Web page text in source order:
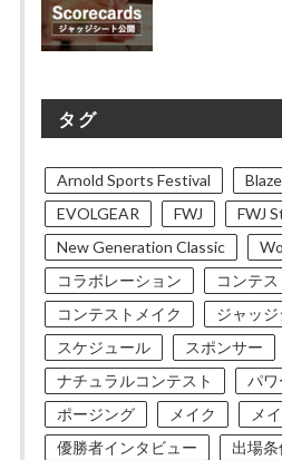
タグ
Arnold Sports Festival
EVOLGEAR
FWJ FWJ
New Generation Classic
コラボレーション
コンテス
コンテストメイク
ジャッジ
スケジュール
スポンサー
ナチュラルコンテスト
パワ
ポージング
メイク
メ
優勝者インタビュー
出場条